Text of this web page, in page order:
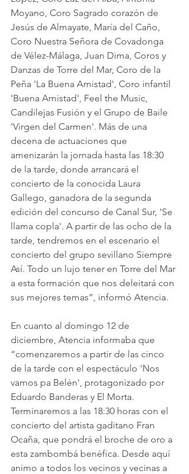
Moyano, Coro Sagrado corazón de
Jesús de Almayate, María del Caño,
Coro Nuestra Señora de Covadonga
de Vélez-Málaga, Juan Dima, Coros y
Danzas de Torre del Mar, Coro de la
Peña 'La Buena Amistad', Coro infantil
'Buena Amistad', Feel the Music,
Candilejas Fusión y el Grupo de Baile
'Virgen del Carmen'. Más de una
decena de actuaciones que
amenizarán la jornada hasta las 18:30
de la tarde, donde arrancará el
concierto de la conocida Laura
Gallego, ganadora de la segunda
edición del concurso de Canal Sur, 'Se
llama copla'. A partir de las ocho de la
tarde, tendremos en el escenario el
concierto del grupo sevillano Siempre
Así. Todo un lujo tener en Torre del Mar
a esta formación que nos deleitará con
sus mejores temas”, informó Atencia.
En cuanto al domingo 12 de
diciembre, Atencia informaba que
“comenzaremos a partir de las cinco
de la tarde con el espectáculo 'Nos
vamos pa Belén', protagonizado por
Eduardo Banderas y El Morta.
Terminaremos a las 18:30 horas con el
concierto del artista gaditano Fran
Ocaña, que pondrá el broche de oro a
esta zambombá benéfica. Desde aquí
animo a todos los vecinos y vecinas a